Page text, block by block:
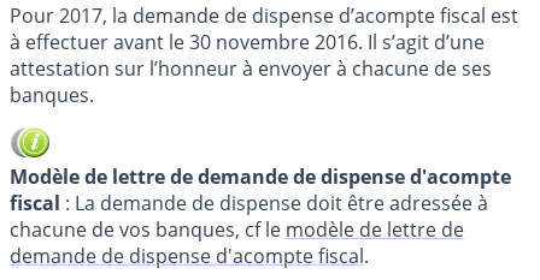
Pour 2017, la demande de dispense d’acompte fiscal est
à effectuer avant le 30 novembre 2016. Il s’agit d’une
attestation sur l’honneur à envoyer à chacune de ses
banques.
Modèle de lettre de demande de dispense d'acompte
fiscal : La demande de dispense doit être adressée à
chacune de vos banques, cf le modèle de lettre de
demande de dispense d'acompte fiscal.